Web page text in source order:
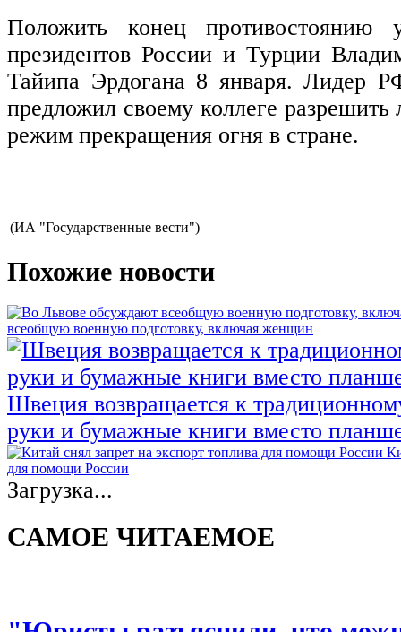
Положить конец противостоянию
президентов России и Турции
Тайипа Эрдогана 8 января. Лидер
предложил своему коллеге разрешить
режим прекращения огня в стране.
(ИА "Государственные вести")
Похожие новости
всеобщую военную подготовку, включая женщин
Швеция возвращается к
руки и бумажные книги вместо
для помощи России
Загрузка...
САМОЕ ЧИТАЕМОЕ